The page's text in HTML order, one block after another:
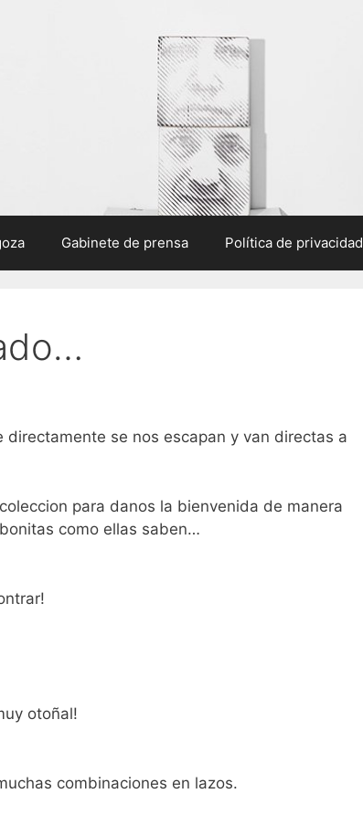
Gabinete de prensa Política de privacidad
se nos escapan y van directas a
para danos la bienvenida de manera
como ellas saben…
otoñal!
combinaciones en lazos.